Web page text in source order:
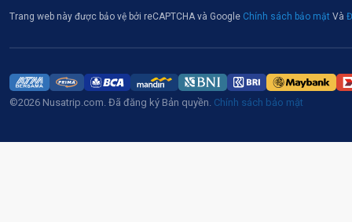
Trang web này được bảo vệ bởi reCAPTCHA và Google Chính sách bảo mật Và
©2026 Nusatrip.com. Đã đăng ký Bản quyền. Chính sách bảo mật